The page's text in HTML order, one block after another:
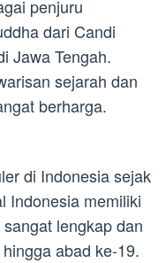
penjuru
dari Candi
Jawa Tengah.
sejarah dan
berharga.
di Indonesia sejak
Indonesia memiliki
lengkap dan
abad ke-19.